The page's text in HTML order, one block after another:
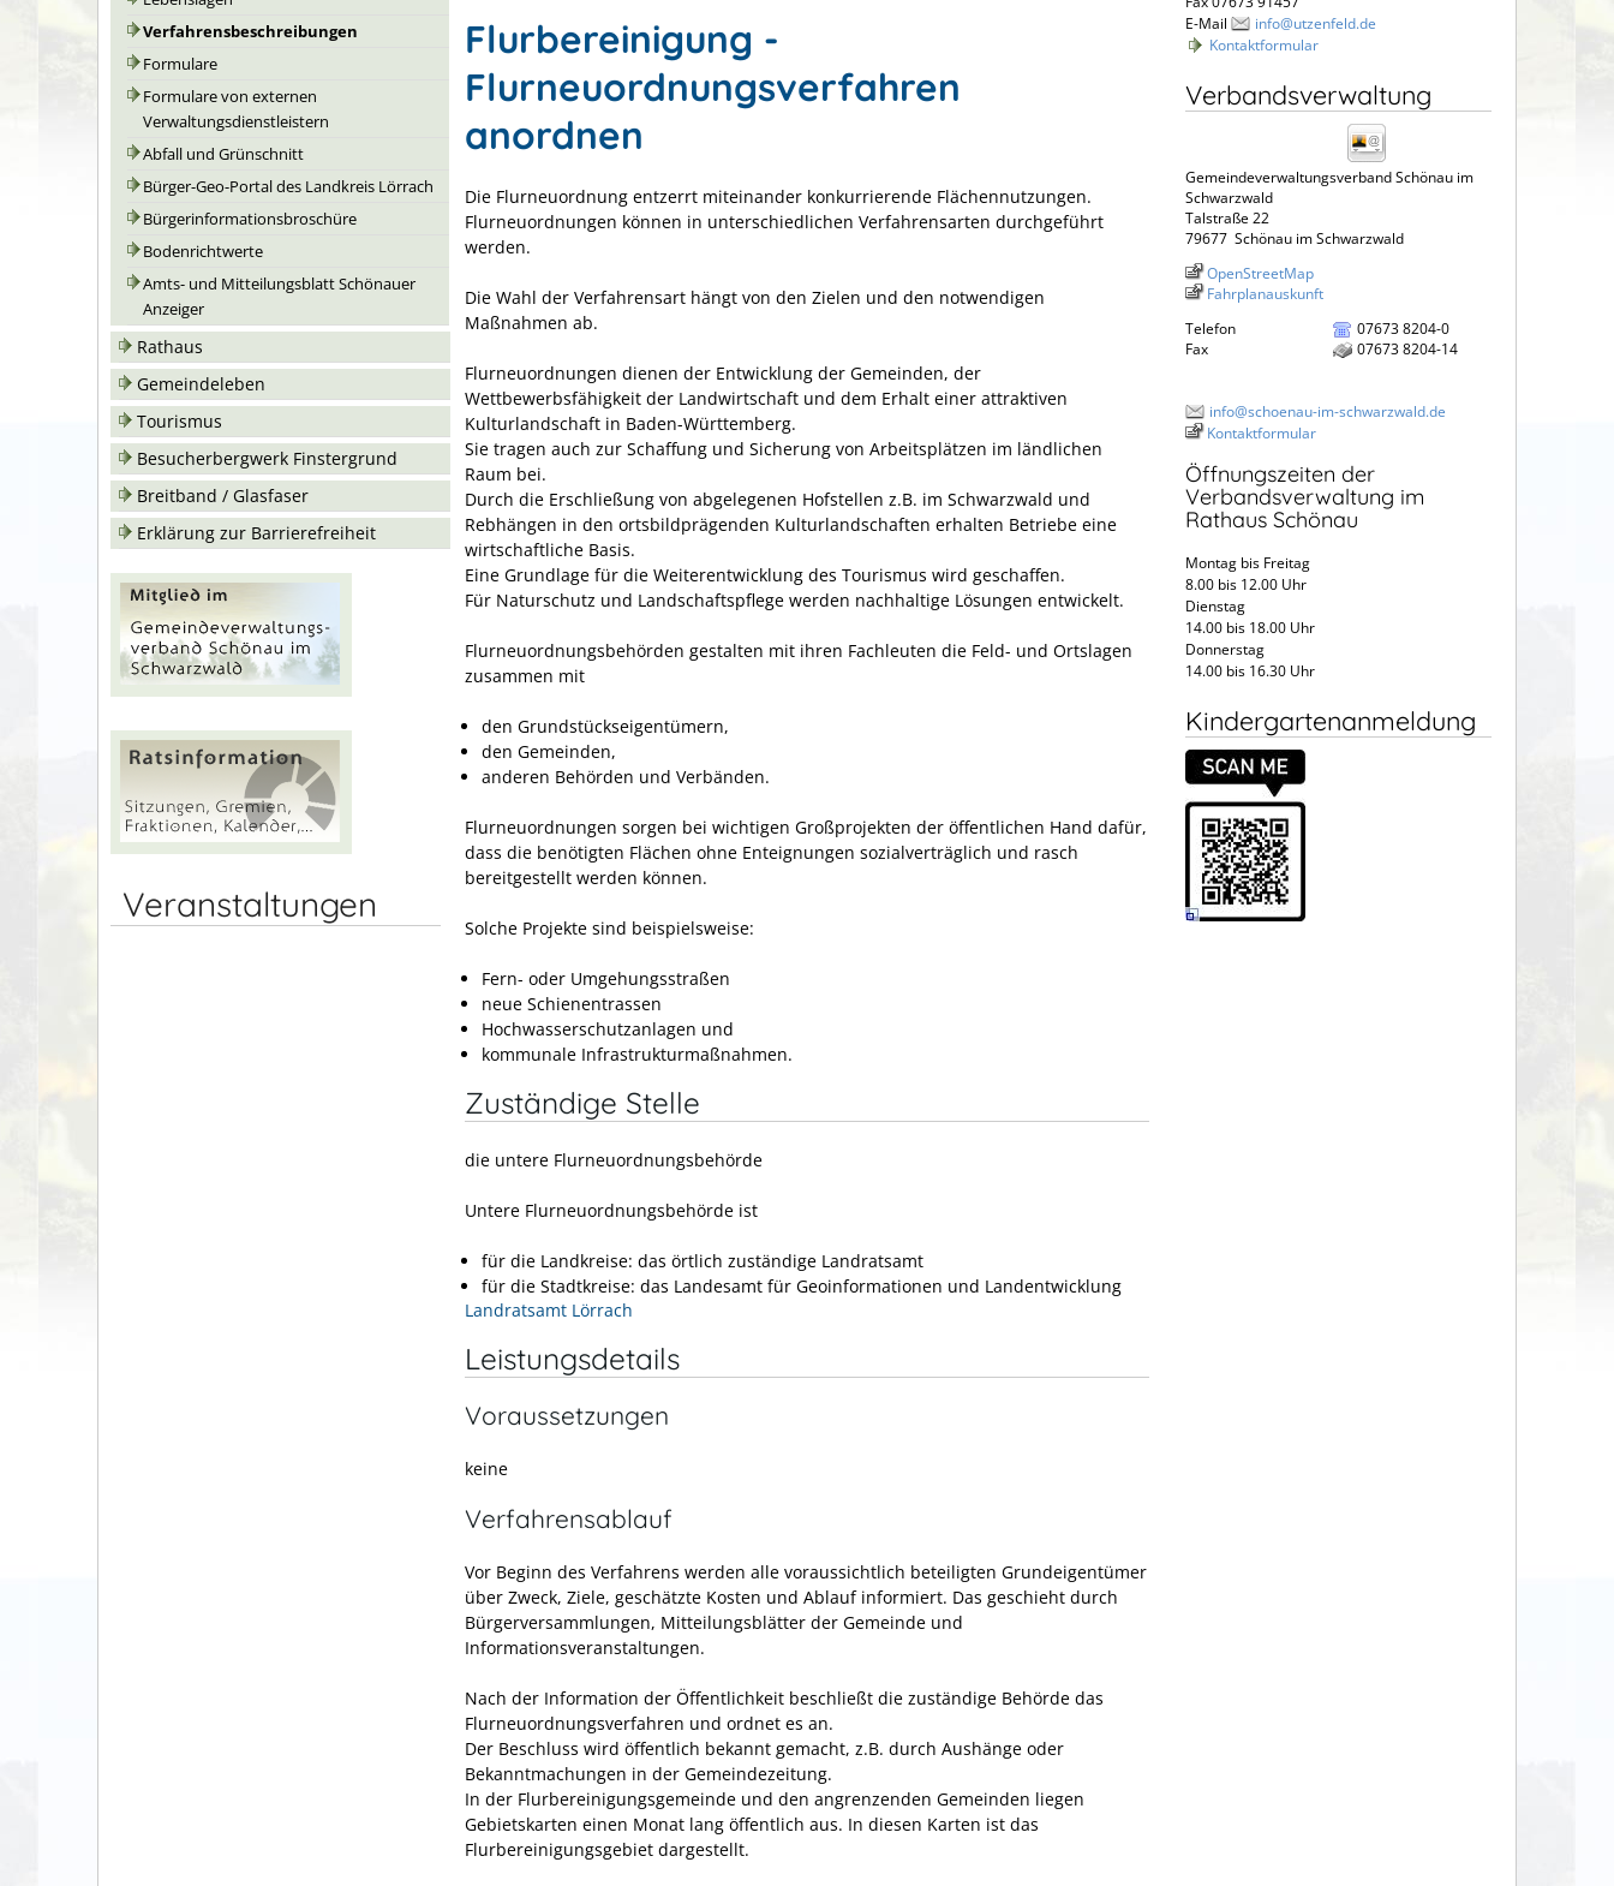
Verfahrensbeschreibungen
Formulare
Formulare von externen
Verwaltungsdienstleistern
Abfall und Grünschnitt
Bürger-Geo-Portal des Landkreis Lörrach
Bürgerinformationsbroschüre
Bodenrichtwerte
Amts- und Mitteilungsblatt Schönauer
Anzeiger
Rathaus
Gemeindeleben
Tourismus
Besucherbergwerk Finstergrund
Breitband / Glasfaser
Erklärung zur Barrierefreiheit
Veranstaltungen
Flurbereinigung -
Flurneuordnungsverfahren
anordnen
Die Flurneuordnung entzerrt miteinander konkurrierende Flächennutzungen.
Flurneuordnungen können in unterschiedlichen Verfahrensarten durchgeführt
werden.
Die Wahl der Verfahrensart hängt von den Zielen und den notwendigen
Maßnahmen ab.
Flurneuordnungen dienen der Entwicklung der Gemeinden, der
Wettbewerbsfähigkeit der Landwirtschaft und dem Erhalt einer attraktiven
Kulturlandschaft in Baden-Württemberg.
Sie tragen auch zur Schaffung und Sicherung von Arbeitsplätzen im ländlichen
Raum bei.
Durch die Erschließung von abgelegenen Hofstellen z.B. im Schwarzwald und
Rebhängen in den ortsbildprägenden Kulturlandschaften erhalten Betriebe eine
wirtschaftliche Basis.
Eine Grundlage für die Weiterentwicklung des Tourismus wird geschaffen.
Für Naturschutz und Landschaftspflege werden nachhaltige Lösungen entwickelt.
Flurneuordnungsbehörden gestalten mit ihren Fachleuten die Feld- und Ortslagen
zusammen mit
den Grundstückseigentümern,
den Gemeinden,
anderen Behörden und Verbänden.
Flurneuordnungen sorgen bei wichtigen Großprojekten der öffentlichen Hand dafür,
dass die benötigten Flächen ohne Enteignungen sozialverträglich und rasch
bereitgestellt werden können.
Solche Projekte sind beispielsweise:
Fern- oder Umgehungsstraßen
neue Schienentrassen
Hochwasserschutzanlagen und
kommunale Infrastrukturmaßnahmen.
Zuständige Stelle
die untere Flurneuordnungsbehörde
Untere Flurneuordnungsbehörde ist
für die Landkreise: das örtlich zuständige Landratsamt
für die Stadtkreise: das Landesamt für Geoinformationen und Landentwicklung
Landratsamt Lörrach
Leistungsdetails
Voraussetzungen
keine
Verfahrensablauf
Vor Beginn des Verfahrens werden alle voraussichtlich beteiligten Grundeigentümer
über Zweck, Ziele, geschätzte Kosten und Ablaufinformiert. Das geschieht durch
Bürgerversammlungen, Mitteilungsblätter der Gemeinde und
Informationsveranstaltungen.
Nach der Information der Öffentlichkeit beschließt die zuständige Behörde das
Flurneuordnungsverfahren und ordnet es an.
Der Beschluss wird öffentlich bekannt gemacht, z.B. durch Aushänge oder
Bekanntmachungen in der Gemeindezeitung.
In der Flurbereinigungsgemeinde und den angrenzenden Gemeinden liegen
Gebietskarten einen Monat lang öffentlich aus. In diesen Karten ist das
Flurbereinigungsgebiet dargestellt.
E-Mail
info@utzenfeld.de
Kontaktformular
Verbandsverwaltung
Gemeindeverwaltungsverband Schönau im
Schwarzwald
Talstraße 22
79677 Schönau im Schwarzwald
OpenStreetMap
Fahrplanauskunft
Telefon
07673 8204-0
Fax
07673 8204-14
info@schoenau-im-schwarzwald.de
Kontaktformular
Öffnungszeiten der
Verbandsverwaltung im
Rathaus Schönau
Montag bis Freitag
8.00 bis 12.00 Uhr
Dienstag
14.00 bis 18.00 Uhr
Donnerstag
14.00 bis 16.30 Uhr
Kindergartenanmeldung